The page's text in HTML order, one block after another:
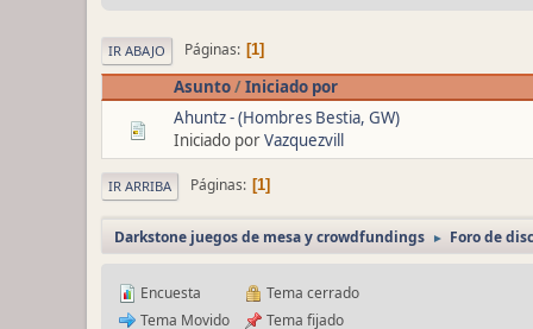
IR ABAJO Páginas 1
Asunto/Iniciado por
Ahuntz - (Hombres Bestia, GW)
Iniciado porVazquezvill
IR ARRIBA Páginas 1
Darkstone juegos de mesa y crowdfundings ► Foro de
Encuesta
Tema Movido
Tema cerrado
Tema fijado